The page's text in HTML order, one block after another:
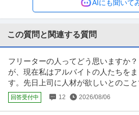
【職種】管理＞物流企画・物流管理 【業種】
ネットサービス ※会員属性…続きを見る
未経験からIT業界へ！IT事務・プロジェ
万円～／土日祝休み／一部リモートあり
株式会社TechRoad
新着 正社員 未経験OK 学歴不問
月給24.3万円〜27.3万円
未経験からIT業界へ！IT事務・プロジェクトサ
休み/一部リモート…続きを見る
AIにも聞いて
この質問と関連する質問
フリーターの人ってどう思いますか
が、現在私はアルバイトの人たちを
す。先日上司に人材が欲しいとのこ
回答受付中 12 2026/08/06